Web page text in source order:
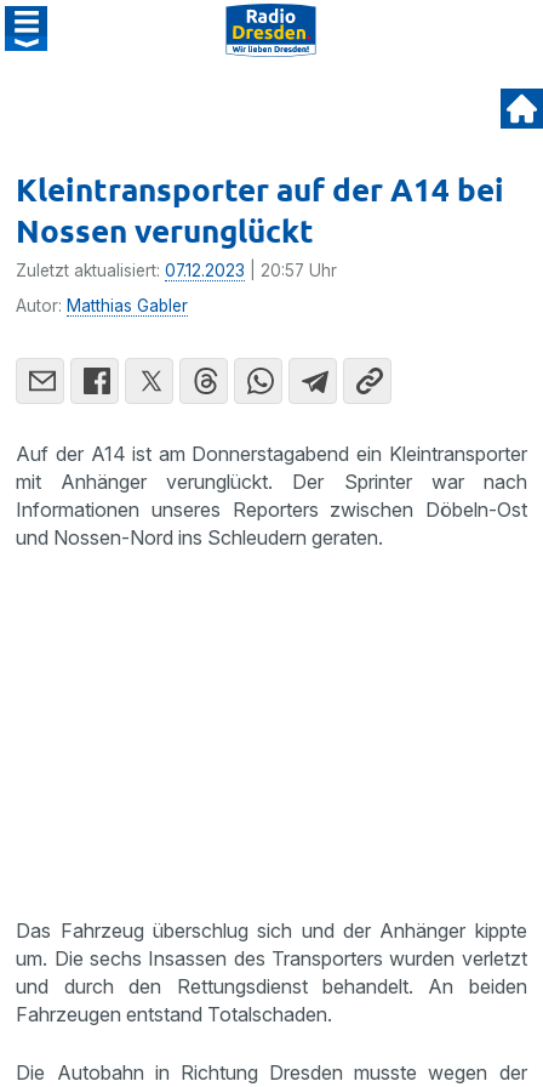
Kleintransporter auf der A14 bei
Nossen verunglückt
Zuletzt aktualisiert:07.12.2023 | 20:57 Uhr
Autor: Matthias Gabler
Auf der A14 ist am Donnerstagabend ein Kleintransporter
mit Anhänger verunglückt. Der Sprinter war nach
Informationen unseres Reporters zwischen Döbeln-Ost
und Nossen-Nord ins Schleudern geraten.
Das Fahrzeug überschlug sich und der Anhänger kippte
um. Die sechs Insassen des Transporters wurden verletzt
und durch den Rettungsdienst behandelt. An beiden
Fahrzeugen entstand Totalschaden.
Die Autobahn in Richtung Dresden musste wegen der